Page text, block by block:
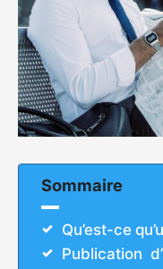
Sommaire
Qu’est-ce
Publication